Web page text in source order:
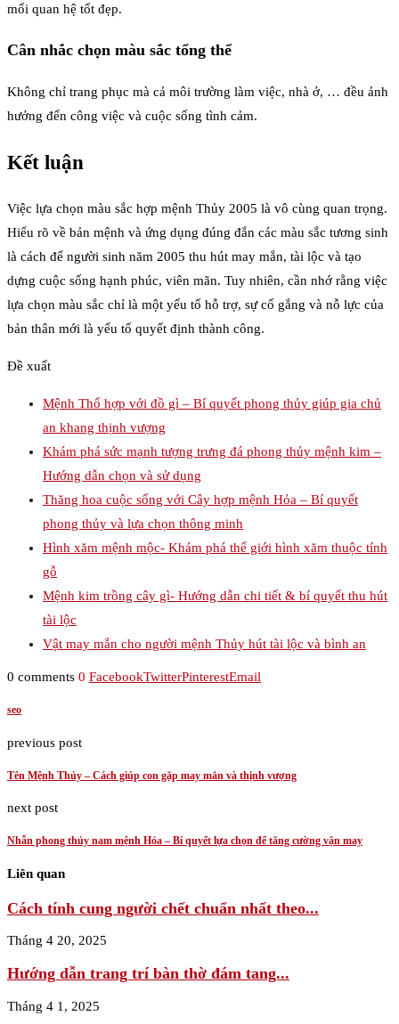
mối quan hệ tốt đẹp.
Cân nhắc chọn màu sắc tổng thể
Không chỉ trang phục mà cả môi trường làm việc, nhà ở, … đều ảnh
hưởng đến công việc và cuộc sống tình cảm.
Kết luận
Việc lựa chọn màu sắc hợp mệnh Thủy 2005 là vô cùng quan trọng.
Hiểu rõ về bản mệnh và ứng dụng đúng đắn các màu sắc tương sinh
là cách để người sinh năm 2005 thu hút may mắn, tài lộc và tạo
dựng cuộc sống hạnh phúc, viên mãn. Tuy nhiên, cần nhớ rằng việc
lựa chọn màu sắc chỉ là một yếu tố hỗ trợ, sự cố gắng và nỗ lực của
bản thân mới là yếu tố quyết định thành công.
Đề xuất
Mệnh Thổ hợp với đồ gì – Bí quyết phong thủy giúp gia chủ
an khang thịnh vượng
Khám phá sức mạnh tượng trưng đá phong thủy mệnh kim –
Hướng dẫn chọn và sử dụng
Thăng hoa cuộc sống với Cây hợp mệnh Hỏa – Bí quyết
phong thủy và lựa chọn thông minh
Hình xăm mệnh mộc- Khám phá thế giới hình xăm thuộc tính
gỗ
Mệnh kim trồng cây gì- Hướng dẫn chi tiết & bí quyết thu hút
tài lộc
Vật may mắn cho người mệnh Thủy hút tài lộc và bình an
0 comments 0 FacebookTwitterPinterestEmail
seo
previous post
Tên Mệnh Thủy – Cách giúp con gặp may mắn và thịnh vượng
next post
Nhẫn phong thủy nam mệnh Hỏa – Bí quyết lựa chọn để tăng cường vận may
Liên quan
Cách tính cung người chết chuẩn nhất theo...
Tháng 4 20, 2025
Hướng dẫn trang trí bàn thờ đám tang...
Tháng 4 1, 2025